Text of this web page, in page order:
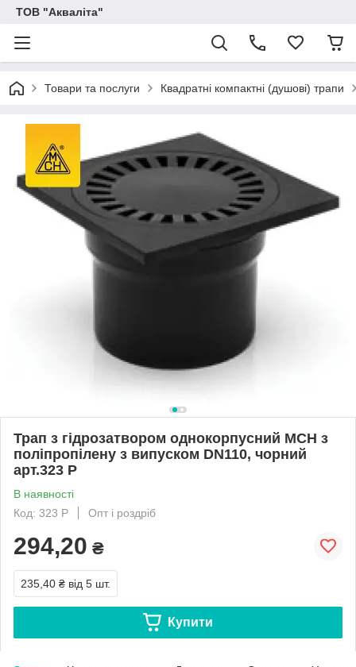
ТОВ "Акваліта"
Товари та послуги Квадратні компактні (душові) трапи
Трап з гідрозатвором однокорпусний MCH з
поліпропілену з випуском DN110, чорний
арт.323 P
В наявності
Код: 323 P
Опт і роздріб
294,20 ₴
235,40 ₴ від 5 шт.
Купити